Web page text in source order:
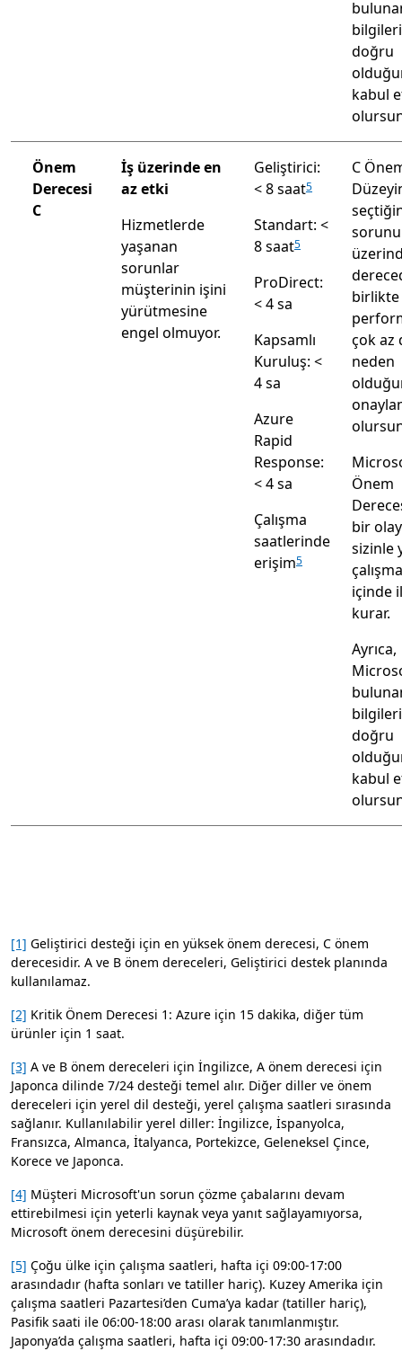
doğru
kabul
Önem
Derecesi
C
İş üzerinde en
az etki
Hizmetlerde
yaşanan
sorunlar
müşterinin işini
yürütmesine
engel olmuyor.
Geliştirici:
< 8 saat5
Standart: <
8 saat5
ProDirect:
< 4 sa
Kapsamlı
Kuruluş: <
4 sa
Azure
Rapid
Response:
< 4 sa
Çalışma
saatlerinde
erişim5
C
çok az
neden
Önem
bir
sizinle
içinde
kurar.
Ayrıca,
doğru
kabul
[1] Geliştirici desteği için en yüksek önem derecesi, C önem
derecesidir. A ve B önem dereceleri, Geliştirici destek planında
kullanılamaz.
[2] Kritik Önem Derecesi 1: Azure için 15 dakika, diğer tüm
ürünler için 1 saat.
[3] A ve B önem dereceleri için İngilizce, A önem derecesi için
Japonca dilinde 7/24 desteği temel alır. Diğer diller ve önem
dereceleri için yerel dil desteği, yerel çalışma saatleri sırasında
sağlanır. Kullanılabilir yerel diller: İngilizce, İspanyolca,
Fransızca, Almanca, İtalyanca, Portekizce, Geleneksel Çince,
Korece ve Japonca.
[4] Müşteri Microsoft'un sorun çözme çabalarını devam
ettirebilmesi için yeterli kaynak veya yanıt sağlayamıyorsa,
Microsoft önem derecesini düşürebilir.
[5] Çoğu ülke için çalışma saatleri, hafta içi 09:00-17:00
arasındadır (hafta sonları ve tatiller hariç). Kuzey Amerika için
çalışma saatleri Pazartesi’den Cuma’ya kadar (tatiller hariç),
Pasifik saati ile 06:00-18:00 arası olarak tanımlanmıştır.
Japonya’da çalışma saatleri, hafta içi 09:00-17:30 arasındadır.